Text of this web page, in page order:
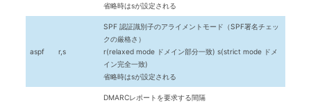
省略時はsが設定される
aspf r,s
SPF 認証識別子のアライメントモード（SPF署名チェッ
クの厳格さ）
r(relaxed mode ドメイン部分一致) s(strict mode ドメ
イン完全一致)
省略時はsが設定される
DMARCレポートを要求する間隔